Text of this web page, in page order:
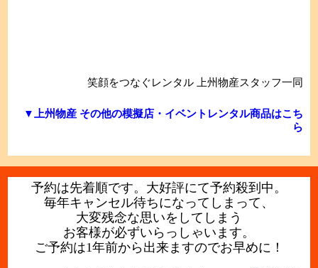
笑顔をつなぐレンタル 上州物産スタッフ一同
▼上州物産 その他の模擬店・イベントレンタル商品はこち
ら
予約は先着順です。大好評にて予約殺到中。
毎年キャンセル待ちになってしまって、
大変残念な思いをしてしまう
お客様が必ずいらっしゃいます。
ご予約は1年前から出来ますのでお早めに！